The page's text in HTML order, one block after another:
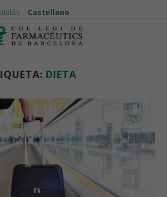
Castellano
Artículos etiquetados con "dieta"
DIETA